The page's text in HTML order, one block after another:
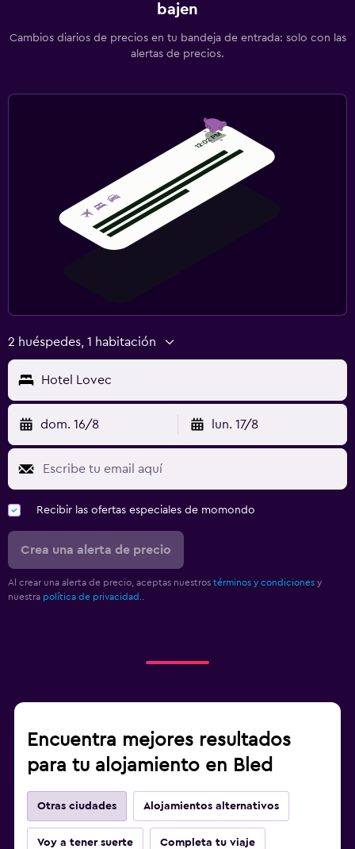
bajen
Cambios diarios de precios en tu bandeja de entrada: solo con las
alertas de precios.
2 huéspedes, 1 habitación
Hotel Lovec
dom. 16/8 lun. 17/8
Recibir las ofertas especiales de momondo
Crea una alerta de precio
Al crear una alerta de precio, aceptas nuestros términos y condiciones y
nuestra política de privacidad.
Encuentra mejores resultados
para tu alojamiento en Bled
Otras ciudades Alojamientos alternativos
Voy a tener suerte Completa tu viaje